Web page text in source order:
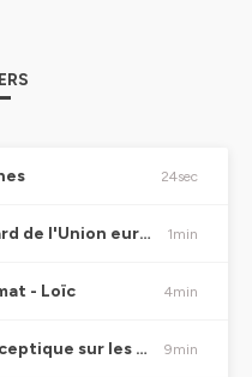
24sec
La Hongrie, vilain petit canard de l'Union européenne - Théophile 1min
- Loïc 4min
Le député Thierry Mariani sceptique sur les nouvelles normes en matière de bâtiment 9min